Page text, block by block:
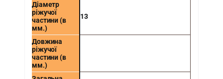
Діаметр
ріжучої
частини (в
мм.)
13
Довжина
ріжучої
частини (в
мм.)